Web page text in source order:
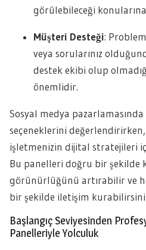
görülebileceği
Müşteri Desteği:
veya sorularınız
destek ekibi olup
önemlidir.
Sosyal medya
seçeneklerini
işletmenizin dijital stratejileri
Bu panelleri doğru bir şekilde
görünürlüğünü artırabilir ve
bir şekilde iletişim
Başlangıç Seviyesinden
Panelleriyle Yolculuk